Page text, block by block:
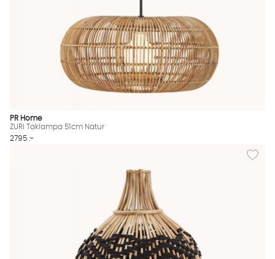
PR Home
ZURI Taklampa 51cm Natur
2795 :-
Lägg